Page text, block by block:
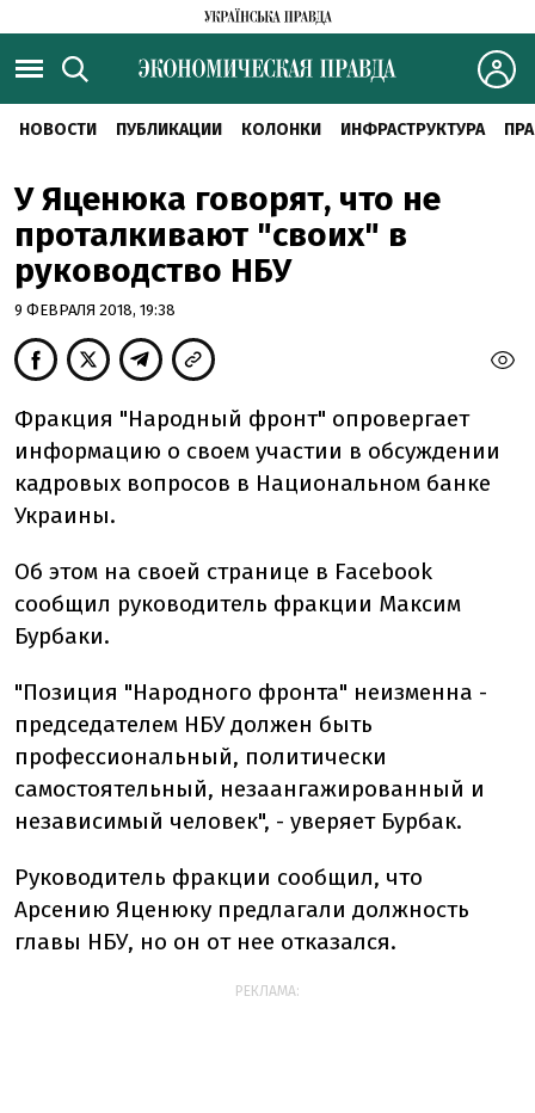
НОВОСТИ ПУБЛИКАЦИИ КОЛОНКИ ИНФРАСТРУКТУРА
У Яценюка говорят, что не
проталкивают "своих" в
руководство НБУ
9 ФЕВРАЛЯ 2018, 19:38
Фракция "Народный фронт" опровергает
информацию о своем участии в обсуждении
кадровых вопросов в Национальном банке
Украины.
Об этом на своей странице в Facebook
сообщил руководитель фракции Максим
Бурбаки.
"Позиция "Народного фронта" неизменна -
председателем НБУ должен быть
профессиональный, политически
самостоятельный, незаангажированный и
независимый человек", - уверяет Бурбак.
Руководитель фракции сообщил, что
Арсению Яценюку предлагали должность
главы НБУ, но он от нее отказался.
РЕКЛАМА: